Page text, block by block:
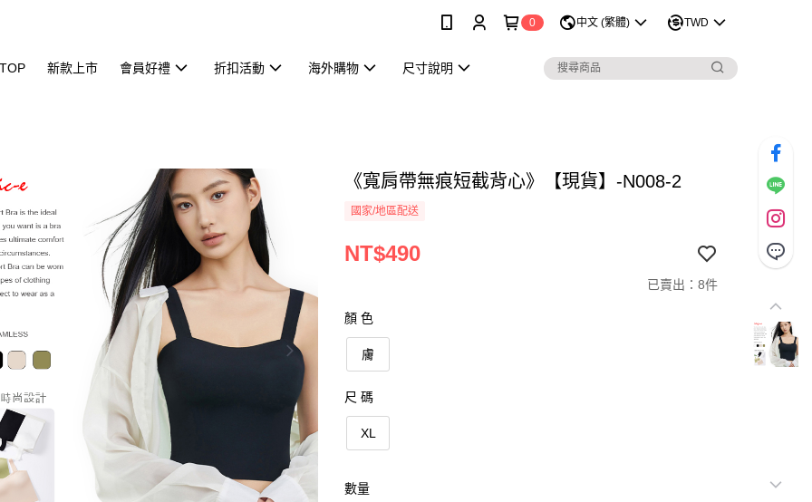
0 中文 (繁體) TWD
新款上市 會員好禮 折扣活動 海外購物 尺寸說明
《寬肩帶無痕短截背心》【現貨】-N008-2
國家/地區配送
NT$490
已賣出：8件
顏 色
膚
尺 碼
XL
數量